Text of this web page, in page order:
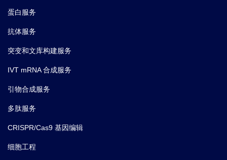
蛋白服务
抗体服务
突变和文库构建服务
IVT mRNA 合成服务
引物合成服务
多肽服务
CRISPR/Cas9 基因编辑
细胞工程